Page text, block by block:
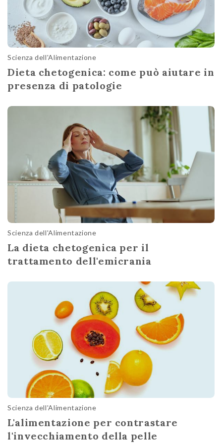
Scienza dell'Alimentazione
Dieta chetogenica: come può aiutare in
presenza di patologie
Scienza dell'Alimentazione
La dieta chetogenica per il
trattamento dell'emicrania
Scienza dell'Alimentazione
L'alimentazione per contrastare
l'invecchiamento della pelle